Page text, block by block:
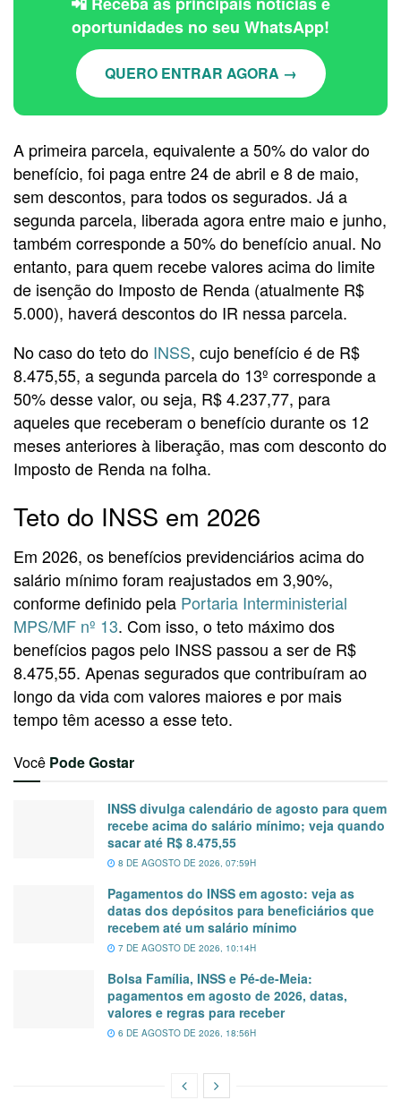
oportunidades no seu WhatsApp!
QUERO ENTRAR AGORA →
A primeira parcela, equivalente a 50% do valor do
benefício, foi paga entre 24 de abril e 8 de maio,
sem descontos, para todos os segurados. Já a
segunda parcela, liberada agora entre maio e junho,
também corresponde a 50% do benefício anual. No
entanto, para quem recebe valores acima do limite
de isenção do Imposto de Renda (atualmente R$
5.000), haverá descontos do IR nessa parcela.
No caso do teto do INSS, cujo benefício é de R$
8.475,55, a segunda parcela do 13º corresponde a
50% desse valor, ou seja, R$ 4.237,77, para
aqueles que receberam o benefício durante os 12
meses anteriores à liberação, mas com desconto do
Imposto de Renda na folha.
Teto do INSS em 2026
Em 2026, os benefícios previdenciários acima do
salário mínimo foram reajustados em 3,90%,
conforme definido pela Portaria Interministerial
MPS/MF nº 13. Com isso, o teto máximo dos
benefícios pagos pelo INSS passou a ser de R$
8.475,55. Apenas segurados que contribuíram ao
longo da vida com valores maiores e por mais
tempo têm acesso a esse teto.
Você Pode Gostar
INSS divulga calendário de agosto para quem
recebe acima do salário mínimo; veja quando
sacar até R$ 8.475,55
8 DE AGOSTO DE 2026, 07:59H
Pagamentos do INSS em agosto: veja as
datas dos depósitos para beneficiários que
recebem até um salário mínimo
7 DE AGOSTO DE 2026, 10:14H
Bolsa Família, INSS e Pé-de-Meia:
pagamentos em agosto de 2026, datas,
valores e regras para receber
6 DE AGOSTO DE 2026, 18:56H